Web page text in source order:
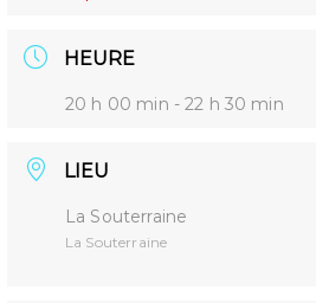
HEURE
20 h 00 min - 22 h 30 min
LIEU
La Souterraine
La Souterraine